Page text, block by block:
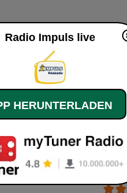
Radio Impuls live
HERUNTERLADEN